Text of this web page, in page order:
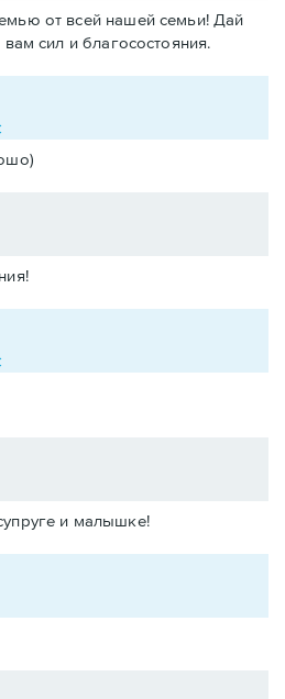
от всей нашей семьи! Дай
сил и благосостояния.
и малышке!